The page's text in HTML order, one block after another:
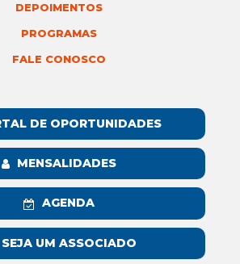
DEPOIMENTOS
PROGRAMAS
FALE CONOSCO
DE OPORTUNIDADES
MENSALIDADES
AGENDA
SEJA UM ASSOCIADO